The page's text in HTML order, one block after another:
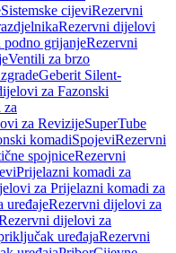
Sistemske cijeviRezervni
Rezervni dijelovi
podno grijanjeRezervni
Ventili za brzo
Geberit Silent-
za Fazonski
za RevizijeSuperTube
komadiSpojeviRezervni
spojniceRezervni
Prijelazni komadi za
za Prijelazni komadi za
uređajeRezervni dijelovi za
dijelovi za
uređajaRezervni